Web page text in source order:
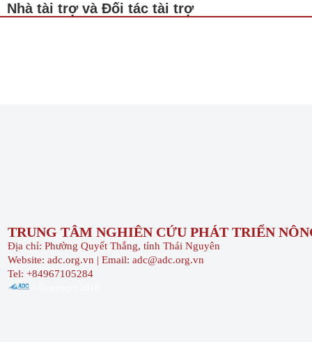
Nhà tài trợ và Đối tác tài trợ
TRUNG TÂM NGHIÊN CỨU PHÁT TRIỂN
Địa chỉ: Phường Quyết Thắng, tỉnh Thái Nguyên
Website: adc.org.vn | Email: adc@adc.org.vn
Tel: +84967105284